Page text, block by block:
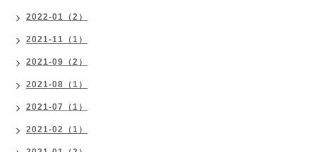
2022-01（2）
2021-11（1）
2021-09（2）
2021-08（1）
2021-07（1）
2021-02（1）